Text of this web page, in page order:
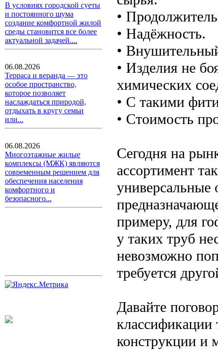
В условиях городской суеты
и постоянного шума
создание комфортной жилой
среды становится все более
актуальной задачей....
06.08.2026
Терраса и веранда — это
особое пространство,
которое позволяет
наслаждаться природой,
отдыхать в кругу семьи
или...
06.08.2026
Многоэтажные жилые
комплексы (МЖК) являются
современным решением для
обеспечения населения
комфортного и
безопасного...
•
• Надёжность.
•
• Изделия не
химических
• С такими
• Стоимость
Сегодня на
ассортимент
универсальные
примеру, для
у таких труб
невозможно
требуется
Давайте
классификации
конструкции и